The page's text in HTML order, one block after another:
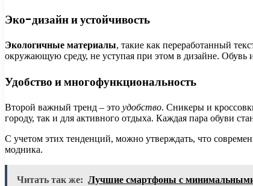
Эко-дизайн и устойчивость
Экологичные материалы, такие как переработанный
окружающую среду, не уступая при этом в дизайне. Обувь
Удобство и многофункциональность
Второй важный тренд – это удобство. Сникеры и
городу, так и для активного отдыха. Каждая пара обуви
С учетом этих тенденций, можно утверждать, что
модника.
Читать так же: Лучшие смартфоны с